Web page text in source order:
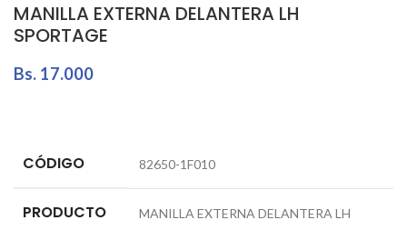
MANILLA EXTERNA DELANTERA LH
SPORTAGE
Bs. 17.000
CÓDIGO 82650-1F010
PRODUCTO MANILLA EXTERNA DELANTERA LH